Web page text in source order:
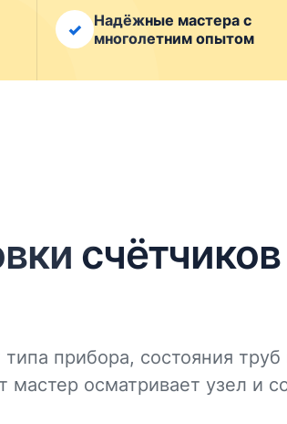
✓
Надёжные мастера с
многолетним опытом
типа прибора, состояния
осматривает узел и